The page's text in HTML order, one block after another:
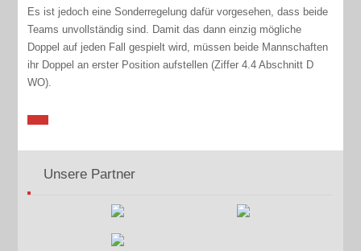
Es ist jedoch eine Sonderregelung dafür vorgesehen, dass beide
Teams unvollständig sind. Damit das dann einzig mögliche
Doppel auf jeden Fall gespielt wird, müssen beide Mannschaften
ihr Doppel an erster Position aufstellen (Ziffer 4.4 Abschnitt D
WO).
Unsere Partner